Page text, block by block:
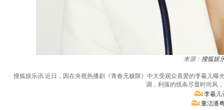
来源： 搜狐娱
搜狐娱乐讯 近日，因在央视热播剧《青春无极限》中大受观众喜爱的李羲儿
调，利落的线条尽显时尚风
李羲儿
董洁潘